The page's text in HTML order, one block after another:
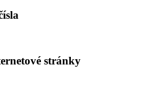
stránky